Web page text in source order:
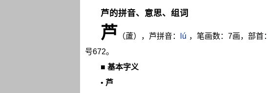
芦的拼音、意思、组词
芦 （蘆），芦拼音： lú ，笔画数：7画，部首：
号672。
■ 基本字义
• 芦